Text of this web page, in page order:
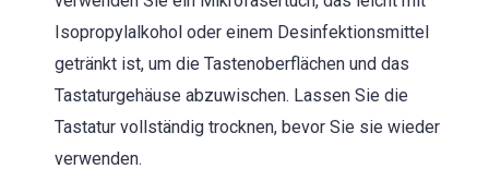
Isopropylalkohol oder einem Desinfektionsmittel
getränkt ist, um die Tastenoberflächen und das
Tastaturgehäuse abzuwischen. Lassen Sie die
Tastatur vollständig trocknen, bevor Sie sie wieder
verwenden.